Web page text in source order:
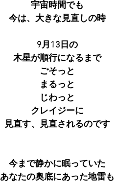
宇宙時間でも
今は、大きな見直しの時
9月13日の
木星が順行になるまで
ごそっと
まるっと
じわっと
クレイジーに
見直す、見直されるのです
今まで静かに眠っていた
あなたの奥底にあった地雷も